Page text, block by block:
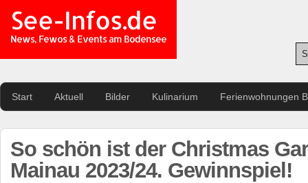
See-Infos.de
News, Fewos & Events am Bodensee
Start Aktuell Bilder Kulinarium Ferienwohnungen
So schön ist der Christmas
Mainau 2023/24. Gewinnspiel!